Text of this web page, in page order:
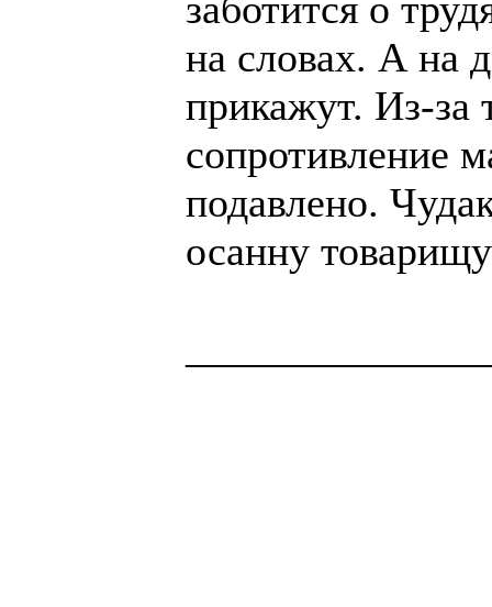
на словах. А на
прикажут. Из-за
сопротивление
подавлено.
осанну